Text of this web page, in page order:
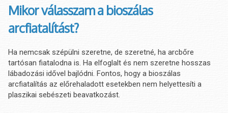
Mikor válasszam a bioszálas
arcfiatalítást?
Ha nemcsak szépülni szeretne, de szeretné, ha arcbőre
tartósan fiatalodna is. Ha elfoglalt és nem szeretne hosszas
lábadozási idővel bajlódni. Fontos, hogy a bioszálas
arcfiatalítás az előrehaladott esetekben nem helyettesíti a
plaszikai sebészeti beavatkozást.